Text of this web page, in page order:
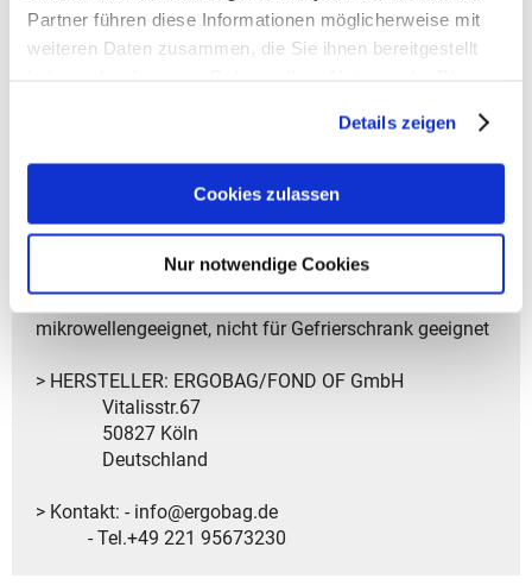
Partner führen diese Informationen möglicherweise mit
weiteren Daten zusammen, die Sie ihnen bereitgestellt
Details zeigen
Cookies zulassen
Nur notwendige Cookies
- Gewicht: 210 g
- Größe: 17 x 7 x 14 cm (BxTxH)
• Ideale Größe für Grundschule und Kindergarten
• Viele Farb-Ausführungen passend zu den
Schulranzen
• Neutral in Geruch und Geschmack
• Spülmaschinengeeignet bis 45°C, nicht
mikrowellengeeignet, nicht für Gefrierschrank geeignet
> HERSTELLER: ERGOBAG/FOND OF GmbH
Vitalisstr.67
50827 Köln
Deutschland
> Kontakt: - info@ergobag.de
- Tel.+49 221 95673230